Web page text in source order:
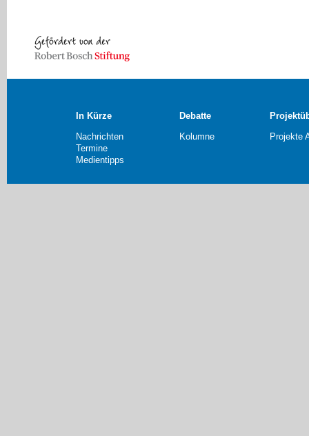
In Kürze
Nachrichten
Termine
Medientipps
Debatte
Kolumne
Projekte